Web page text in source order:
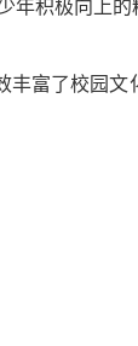
积极向上
丰富了校园